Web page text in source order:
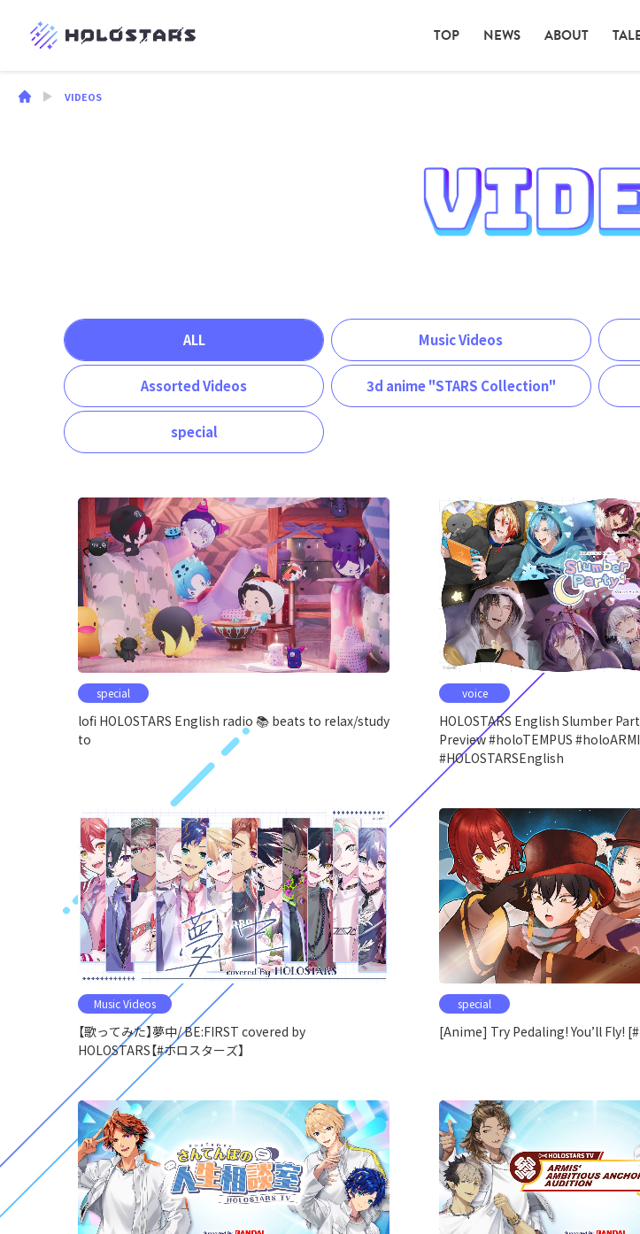
TOP NEWS ABOUT
VIDEOS
ALL Music Videos
Assorted Videos 3d anime "STARS Collection"
special
special
lofi HOLOSTARS English radio 📚 beats to relax/study
to
voice
HOLOSTARS English Slumber
Preview #holoTEMPUS
#HOLOSTARSEnglish
Music Videos
【歌ってみた】夢中/ BE:FIRST covered by
HOLOSTARS【#ホロスターズ】
special
[Anime] Try Pedaling! You’ll Fly!